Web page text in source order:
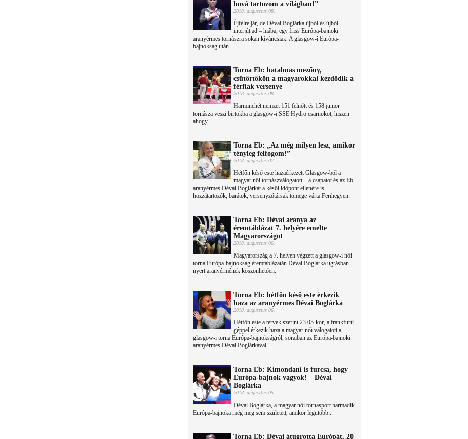
hová tartozom a világban!”
2018. augusztus 08.
Éjfélre jár, de Dévai Boglárka újból és újból
interjút ad – hiába, egy friss Európa-bajnoki
aranyérmes tornászra sokan kíváncsiak. A glasgow-i Európa-
bajnokság után...
Torna Eb: hatalmas mezőny,
csütörtökön a magyarokkal kezdődik a
férfiak versenye
2018. augusztus 08.
Harminchét nemzet 151 felnőtt és 158 junior
tornásza veszi birtokba a glasgow-i SSE Hydro csarnokot, hiszen
ahogy...
Torna Eb: „Az még milyen lesz, amikor
tényleg felfogom!”
2018. augusztus 07.
Hétfőn késő este hazaérkezett Glasgow-ból a
magyar női tornászválogatott – a csapatot és az Eb-
aranyérmes Dévai Boglárkát a késői időpont ellenére is
hozzátartozók, barátok, versenyzőtársak tömege várta Ferihegyen.
Torna Eb: Dévai aranya az
éremtáblázat 7. helyére emelte
Magyarországot
2018. augusztus 06.
Magyarország a 7. helyen végzett a glasgow-i női
torna Európa-bajnokság éremtáblázatán Dévai Boglárka ugrásban
nyert aranyérmének köszönhetően.
Torna Eb: hétfőn késő este érkezik
haza az aranyérmes Dévai Boglárka
2018. augusztus 06.
Hétfőn este a tervek szerint 23.05-kor, a frankfurti
géppel érkezik haza a magyar női válogatott a
glasgow-i torna Európa-bajnokságról, soraiban az Európa-bajnoki
aranyérmes Dévai Boglárkával.
Torna Eb: Kimondani is furcsa, hogy
Európa-bajnok vagyok! – Dévai
Boglárka
2018. augusztus 05.
Dévai Boglárka, a magyar női tornasport harmadik
Európa-bajnoka még meg sem született, amikor legutóbb...
Torna Eb: Dévai átugrotta Európát, 20